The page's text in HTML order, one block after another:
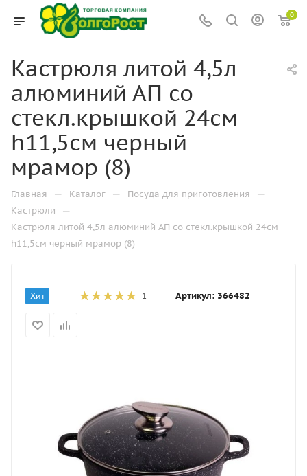
0
Кастрюля литой 4,5л
алюминий АП со
стекл.крышкой 24см
h11,5см черный
мрамор (8)
Главная — Каталог — Посуда для приготовления —
Кастрюли —
Кастрюля литой 4,5л алюминий АП со стекл.крышкой 24см
h11,5см черный мрамор (8)
Хит 1 Артикул: 366482